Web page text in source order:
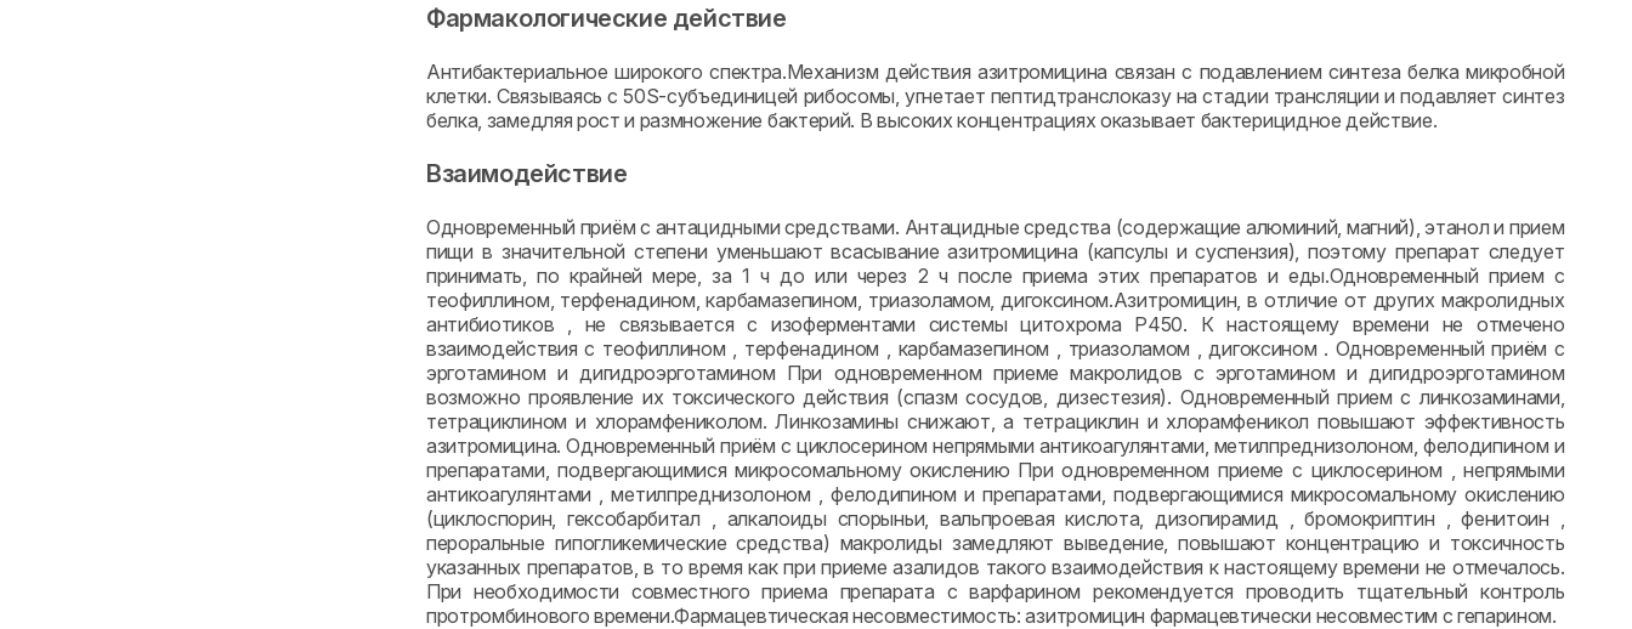
Фармакологические действие
Антибактериальное широкого спектра.Механизм действия азитромицина связан с подавлением синтеза белка микробной
клетки. Связываясь с 50S-субъединицей рибосомы, угнетает пептидтранслоказу на стадии трансляции и подавляет синтез
белка, замедляя рост и размножение бактерий. В высоких концентрациях оказывает бактерицидное действие.
Взаимодействие
Одновременный приём с антацидными средствами. Антацидные средства (содержащие алюминий, магний), этанол и прием
пищи в значительной степени уменьшают всасывание азитромицина (капсулы и суспензия), поэтому препарат следует
принимать, по крайней мере, за 1 ч до или через 2 ч после приема этих препаратов и еды.Одновременный прием с
теофиллином, терфенадином, карбамазепином, триазоламом, дигоксином.Азитромицин, в отличие от других макролидных
антибиотиков , не связывается с изоферментами системы цитохрома P450. К настоящему времени не отмечено
взаимодействия с теофиллином , терфенадином , карбамазепином , триазоламом , дигоксином . Одновременный приём с
эрготамином и дигидроэрготамином При одновременном приеме макролидов с эрготамином и дигидроэрготамином
возможно проявление их токсического действия (спазм сосудов, дизестезия). Одновременный прием с линкозаминами,
тетрациклином и хлорамфениколом. Линкозамины снижают, а тетрациклин и хлорамфеникол повышают эффективность
азитромицина. Одновременный приём с циклосерином непрямыми антикоагулянтами, метилпреднизолоном, фелодипином и
препаратами, подвергающимися микросомальному окислению При одновременном приеме с циклосерином , непрямыми
антикоагулянтами , метилпреднизолоном , фелодипином и препаратами, подвергающимися микросомальному окислению
(циклоспорин, гексобарбитал , алкалоиды спорыньи, вальпроевая кислота, дизопирамид , бромокриптин , фенитоин ,
пероральные гипогликемические средства) макролиды замедляют выведение, повышают концентрацию и токсичность
указанных препаратов, в то время как при приеме азалидов такого взаимодействия к настоящему времени не отмечалось.
При необходимости совместного приема препарата с варфарином рекомендуется проводить тщательный контроль
протромбинового времени.Фармацевтическая несовместимость: азитромицин фармацевтически несовместим с гепарином.